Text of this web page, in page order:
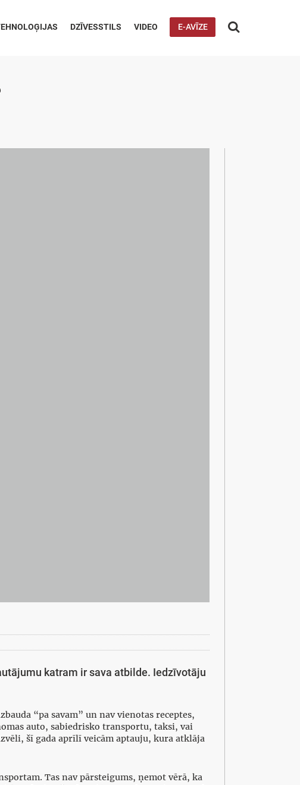
DZĪVESSTILS VIDEO E-AVĪZE 
katram ir sava atbilde. Iedzīvotāju
“pa savam” un nav vienotas receptes,
auto, sabiedrisko transportu, taksi, vai
šī gada aprīlī veicām aptauju, kura atklāja
Tas nav pārsteigums, ņemot vērā, ka